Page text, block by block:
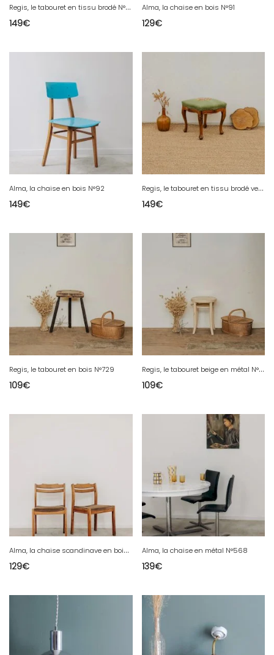
R
egis, le tabouret en tissu brodé N°742
149€
Alma, la chaise en bois N°91
129€
Alma, la chaise en bois N°92
149€
R
egis, le tabouret en tissu brodé vert N°743
149€
Regis, le tabouret en bois N°729
109€
R
egis, le tabouret beige en métal N°748
109€
A
lma, la chaise scandinave en bois N°80
129€
Alma, la chaise en métal N°568
139€